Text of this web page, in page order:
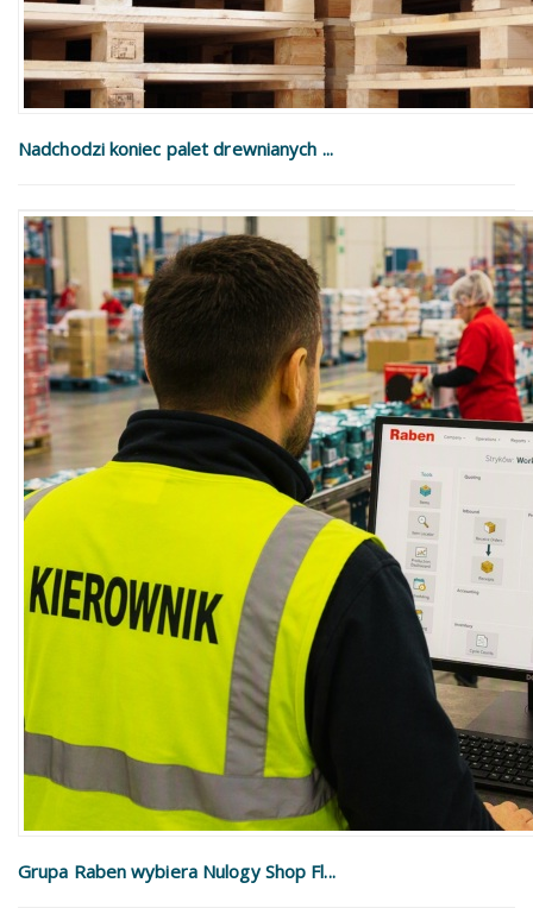
Nadchodzi koniec palet drewnianych ...
Grupa Raben wybiera Nulogy Shop Fl...